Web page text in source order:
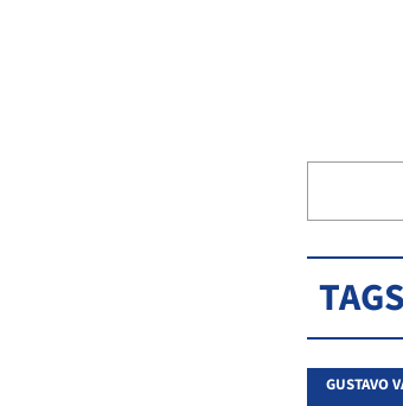
TAGS
GUSTAVO